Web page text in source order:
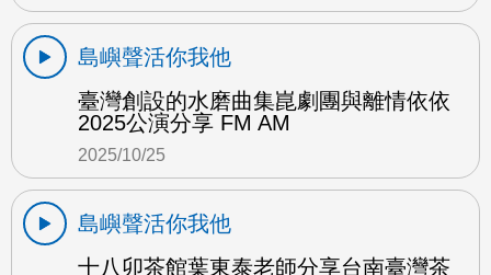
島嶼聲活你我他
臺灣創設的水磨曲集崑劇團與離情依依
2025公演分享 FM AM
2025/10/25
島嶼聲活你我他
十八卯茶館葉東泰老師分享台南臺灣茶